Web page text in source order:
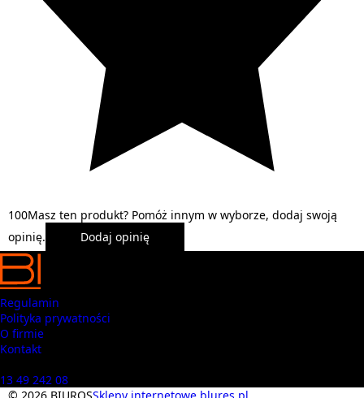
100Masz ten produkt? Pomóż innym w wyborze, dodaj swoją
opinię.
Dodaj opinię
Regulamin
Polityka prywatności
O firmie
Kontakt
13 49 242 08
© 2026 BIUROSSklepy internetowe blures.pl